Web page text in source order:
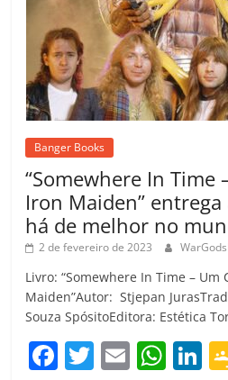
Banger Books
“Somewhere In Time
Iron Maiden”
há de melhor no
2 de fevereiro de 2023
Livro: “Somewhere In Time – Um
Maiden”Autor: Stjepan
Souza SpósitoEditora: Estética
F T E W Li